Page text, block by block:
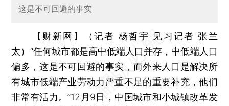
这是不可回避的事实
【财新网】（记者 杨哲宇 见习记者 张兰
太） “任何城市都是高中低端人口并存，中低端人口
偏多，这是不可回避的事实，而外来人口是解决所
有城市低端产业劳动力严重不足的重要补充，他们
非常有活力。”12月9日，中国城市和小城镇改革发